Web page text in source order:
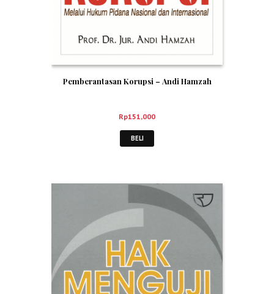
Pemberantasan Korupsi – Andi Hamzah
Rp151,000
BELI